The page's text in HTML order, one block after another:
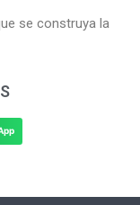
se construya la